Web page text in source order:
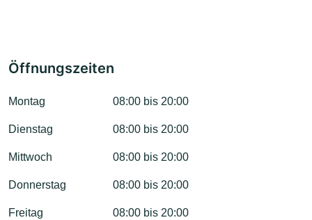
Öffnungszeiten
Montag 08:00 bis 20:00
Dienstag 08:00 bis 20:00
Mittwoch 08:00 bis 20:00
Donnerstag 08:00 bis 20:00
Freitag 08:00 bis 20:00